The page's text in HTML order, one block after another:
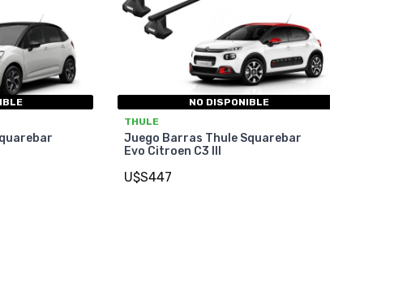
NO DISPONIBLE
THULE
Juego Barras Thule Squarebar
Evo Citroen C3 III
U$S447